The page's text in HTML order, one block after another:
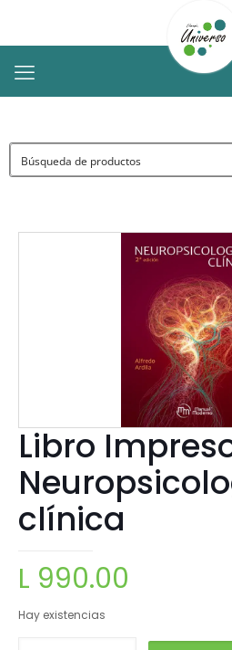
Libro
clínica
L 990.00
Hay existencias